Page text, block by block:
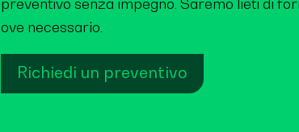
preventivo senza impegno. Saremo lieti di
ove necessario.
Richiedi un preventivo